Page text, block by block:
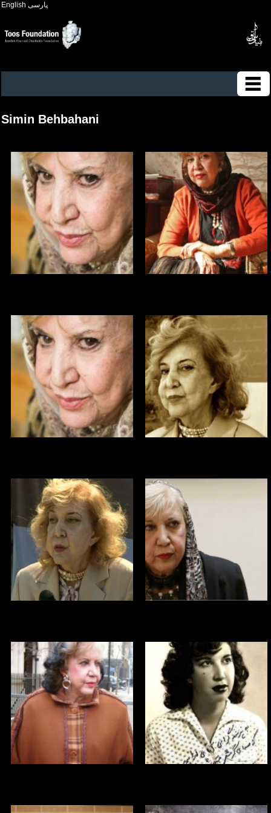
English پارسی
Simin Behbahani